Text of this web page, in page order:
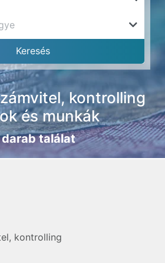
kontrolling
és munkák
találat
kontrolling